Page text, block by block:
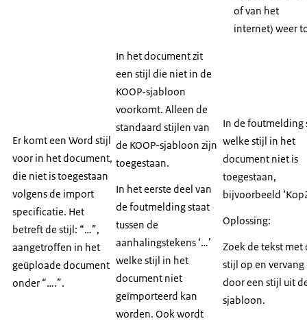
of van het
internet) weer
Er komt een Word stijl
voor in het document,
die niet is toegestaan
volgens de import
specificatie. Het
betreft de stijl: “…”,
aangetroffen in het
geüploade document
onder “….”.
In het document zit
een stijl die niet in de
KOOP-sjabloon
voorkomt. Alleen de
standaard stijlen van
de KOOP-sjabloon zijn
toegestaan.
In het eerste deel van
de foutmelding staat
tussen de
aanhalingstekens ‘…’
welke stijl in het
document niet
geïmporteerd kan
worden. Ook wordt
In de foutmelding
welke stijl in het
document niet is
toegestaan,
bijvoorbeeld
Oplossing:
Zoek de tekst met
stijl op en vervang
door een stijl uit
sjabloon.